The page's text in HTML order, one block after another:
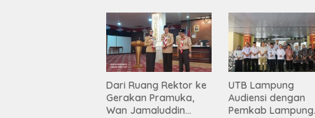
Dari Ruang Rektor ke
Gerakan Pramuka,
Wan Jamaluddin
UTB Lampung
Audiensi dengan
Pemkab Lampung